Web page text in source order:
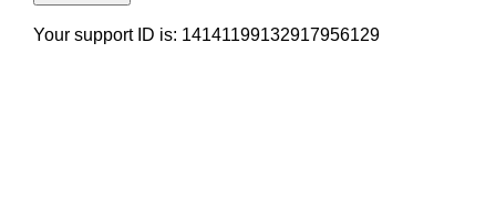
Your support ID is: 14141199132917956129